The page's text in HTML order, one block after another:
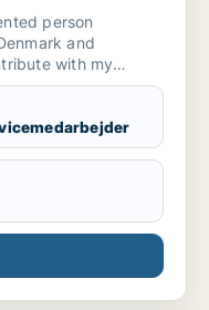
person
and
with my
my
projects, I
abilities.